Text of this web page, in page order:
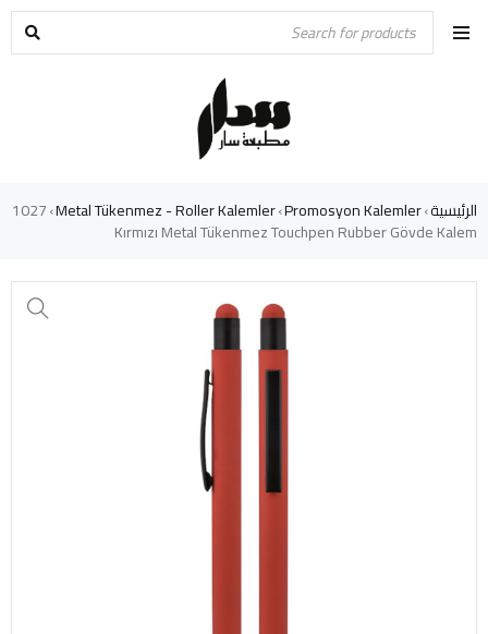
الرئيسية›
Promosyon Kalemler
›
Metal Tükenmez - Roller Kalemler
›
1027
Kırmızı Metal Tükenmez Touchpen Rubber Gövde Kalem